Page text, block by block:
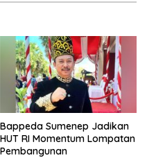
Bappeda Sumenep Jadikan
HUT RI Momentum Lompatan
Pembangunan